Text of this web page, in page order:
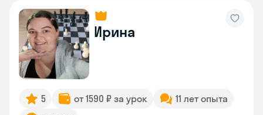
Ирина
5 от 1590 ₽ за урок
11 лет опыта